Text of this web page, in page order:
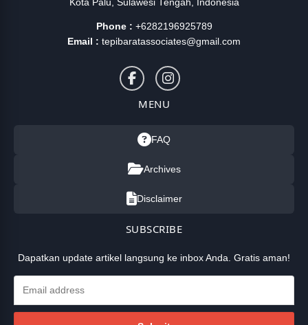
Kota Palu, Sulawesi Tengah, Indonesia
Phone : +6282196925789
Email : tepibaratassociates@gmail.com
MENU
FAQ
Archives
Disclaimer
SUBSCRIBE
Dapatkan update artikel langsung ke inbox Anda. Gratis aman!